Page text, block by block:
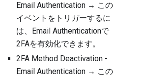
Email Authentication → この
イベントをトリガーするに
は、Email Authenticationで
2FAを有効化できます。
2FA Method Deactivation -
Email Authentication → この